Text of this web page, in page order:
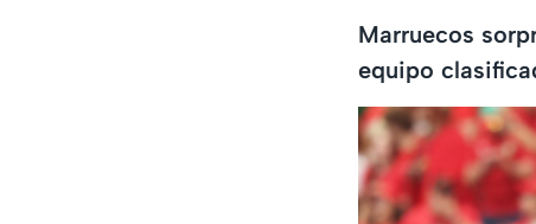
Marruecos
equipo